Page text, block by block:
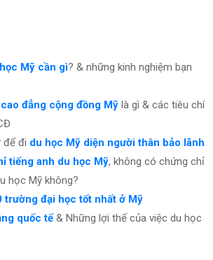
Mỹ cần gì? & những kinh nghiệm bạn
đẳng cộng đồng Mỹ là gì & các tiêu chí
để đi du học Mỹ diện người thân bảo lãnh
tiếng anh du học Mỹ, không có chứng chỉ
học Mỹ không?
trường đại học tốt nhất ở Mỹ
quốc tế & Những lợi thế của việc du học